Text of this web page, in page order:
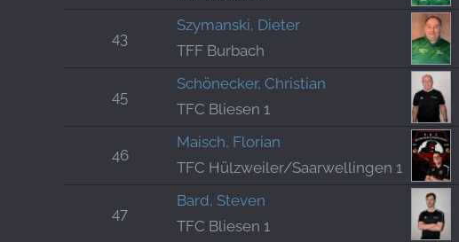
43
Szymanski, Dieter
TFF Burbach
45
Schönecker, Christian
TFC Bliesen 1
46
Maisch, Florian
TFC Hülzweiler/Saarwellingen 1
47
Bard, Steven
TFC Bliesen 1